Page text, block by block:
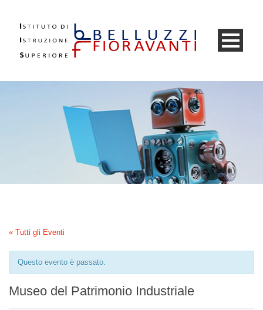
« Tutti gli Eventi
Questo evento è passato.
Museo del Patrimonio Industriale